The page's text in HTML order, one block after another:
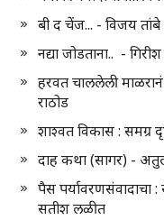
बी द चेंज... - विजय तांबे
नद्या जोडताना.. -
हरवत चाललेली
राठोड
शाश्वत विकास : समग्र
दाह कथा (सागर) -
पैस
सतीश लळीत